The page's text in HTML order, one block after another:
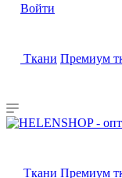
Войти
Ткани Премиум
Ткани Премиум